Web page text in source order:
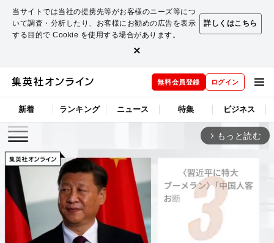
当サイトでは当社の提携先等がお客様のニーズ等につ
いて調査・分析したり、お客様にお勧めの広告を表示
する目的で Cookie を使用する場合があります。
詳しくはこちら
×
無料会員登録 ログイン
新着 ランキング ニュース 特集 ビジネス
arrow_forward_ios もっと読む